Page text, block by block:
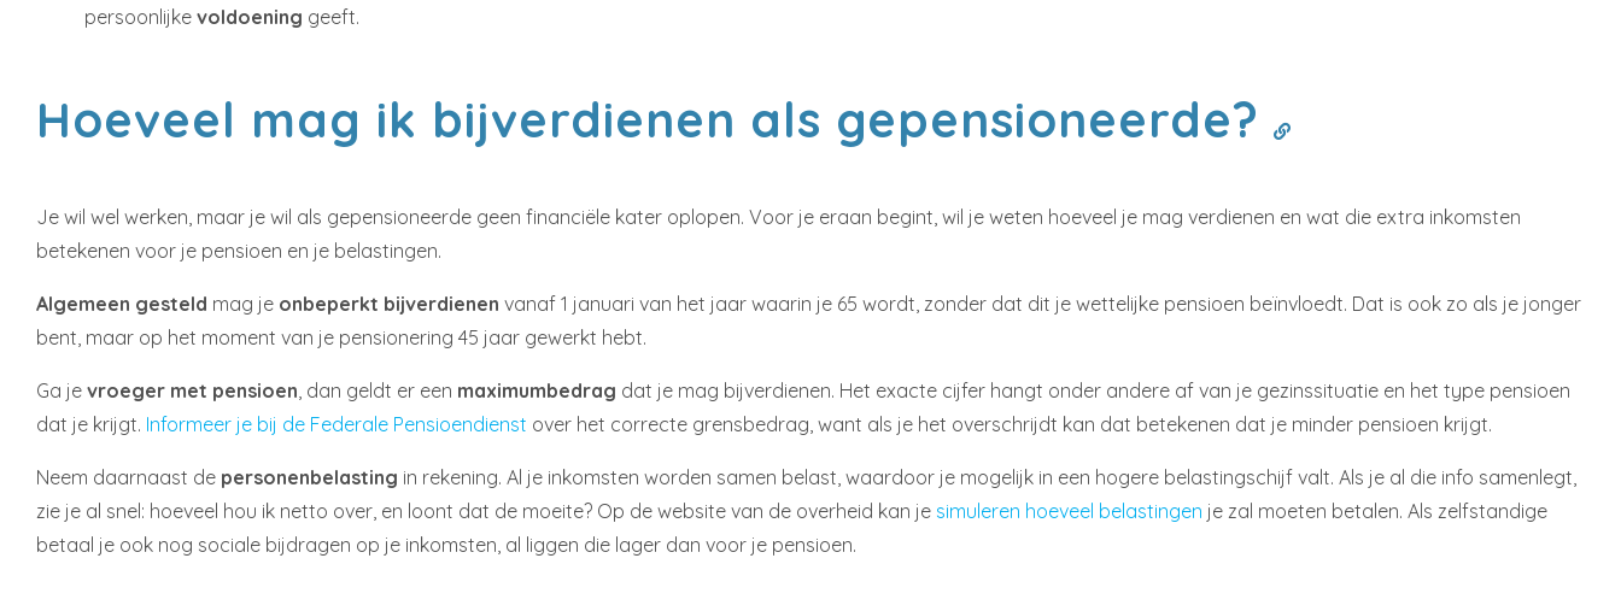
persoonlijke voldoening geeft.
Hoeveel mag ik bijverdienen als gepensioneerde?
Je wil wel werken, maar je wil als gepensioneerde geen financiële kater oplopen. Voor je eraan begint, wil je weten hoeveel je mag verdienen en wat die extra inkomsten
betekenen voor je pensioen en je belastingen.
Algemeen gesteld mag je onbeperkt bijverdienen vanaf 1 januari van het jaar waarin je 65 wordt, zonder dat dit je wettelijke pensioen beïnvloedt. Dat is ook zo als je jonger
bent, maar op het moment van je pensionering 45 jaar gewerkt hebt.
Ga je vroeger met pensioen, dan geldt er een maximumbedrag dat je mag bijverdienen. Het exacte cijfer hangt onder andere af van je gezinssituatie en het type pensioen
dat je krijgt. Informeer je bij de Federale Pensioendienst over het correcte grensbedrag, want als je het overschrijdt kan dat betekenen dat je minder pensioen krijgt.
Neem daarnaast de personenbelasting in rekening. Al je inkomsten worden samen belast, waardoor je mogelijk in een hogere belastingschijf valt. Als je al die info samenlegt,
zie je al snel: hoeveel hou ik netto over, en loont dat de moeite? Op de website van de overheid kan je simuleren hoeveel belastingen je zal moeten betalen. Als zelfstandige
betaal je ook nog sociale bijdragen op je inkomsten, al liggen die lager dan voor je pensioen.